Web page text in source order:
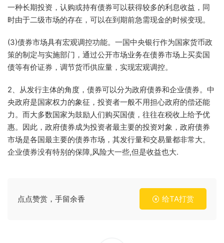
一种长期投资，认购或持有债券可以获得较多的利息收益，同
时由于二级市场的存在，可以在到期前急需现金的时候变现。
(3)债券市场具有宏观调控功能。一国中央银行作为国家货币政
策的制定与实施部门，通过公开市场业务在债券市场上买卖国
债等有价证券，调节货币供应量，实现宏观调控。
2、从发行主体的角度，债券可以分为政府债券和企业债券。中
央政府是国家权力的象征，投资者一般不用担心政府的偿还能
力。而大多数国家为鼓励人们购买国债，往往在税收上给予优
惠。因此，政府债券成为投资者最主要的投资对象，政府债券
市场是各国最主要的债券市场，其发行量和交易量都非常大。
企业债券没有特别的保障,风险大一些,但是收益也大.
点点赞赏，手留余香 给TA打赏